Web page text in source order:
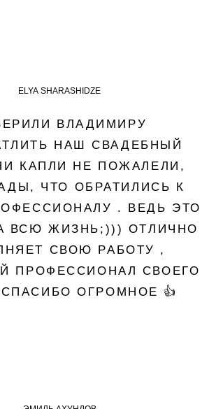
ELYA SHARASHIDZE
ВЛАДИМИРУ
НАШ СВАДЕБНЫЙ
КАПЛИ НЕ ПОЖАЛЕЛИ,
ЧТО ОБРАТИЛИСЬ К
. ВЕДЬ ЭТО
ВСЮ ЖИЗНЬ;))) ОТЛИЧНО
СВОЮ РАБОТУ ,
ПРОФЕССИОНАЛ СВОЕГО
ОГРОМНОЕ 👍